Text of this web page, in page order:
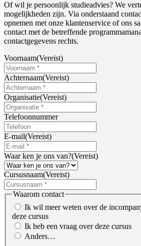
Of wil je persoonlijk studieadvies? We
mogelijkheden zijn. Via onderstaand
opnemen met onze klantenservice of ons
contact met de betreffende
contactgegevens rechts.
Voornaam(Vereist)
Achternaam(Vereist)
Organisatie(Vereist)
Telefoonnummer
E-mail(Vereist)
Waar ken je ons van?(Vereist)
Cursusnaam(Vereist)
Waarom contact
Ik wil meer weten over de
deze cursus
Ik heb een vraag over deze cursus
Anders…